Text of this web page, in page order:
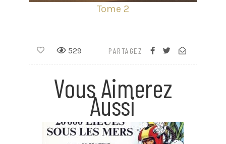
Tome 2
PARTAGEZ
529
Vous Aimerez
Aussi